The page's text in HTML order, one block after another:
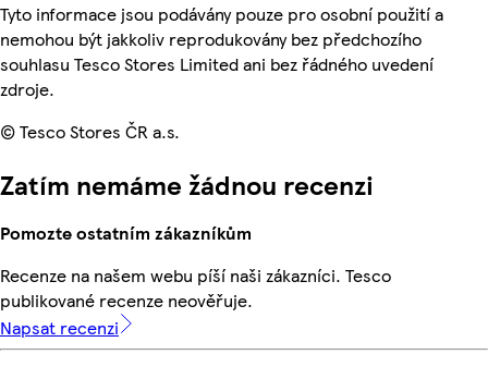
Tyto informace jsou podávány pouze pro osobní použití a
nemohou být jakkoliv reprodukovány bez předchozího
souhlasu Tesco Stores Limited ani bez řádného uvedení
zdroje.
© Tesco Stores ČR a.s.
Zatím nemáme žádnou recenzi
Pomozte ostatním zákazníkům
Recenze na našem webu píší naši zákazníci. Tesco
publikované recenze neověřuje.
Napsat recenzi